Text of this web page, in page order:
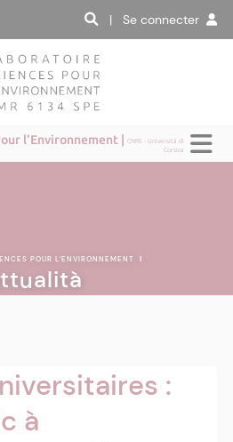
| Se connecter
l'Environnement |CNRS - Università di
Corsica
POUR L'ENVIRONNEMENT |
:
à